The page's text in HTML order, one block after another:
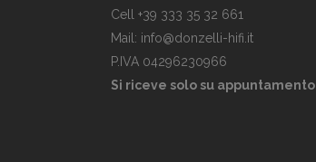
Cell +39 333 35 32 661
Mail: info@donzelli-hifi.it
P.IVA 04296230966
Si riceve solo su appuntamento